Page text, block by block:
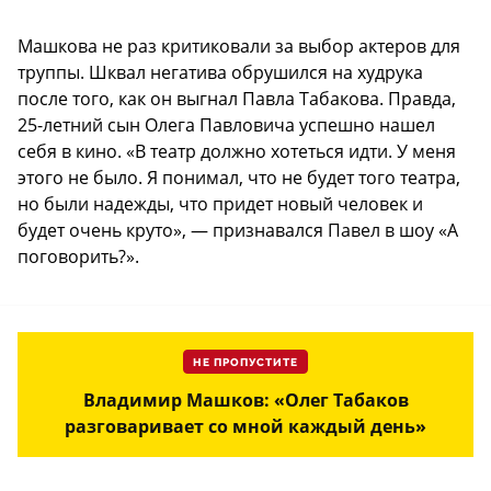
Машкова не раз критиковали за выбор актеров для
труппы. Шквал негатива обрушился на худрука
после того, как он выгнал Павла Табакова. Правда,
25-летний сын Олега Павловича успешно нашел
себя в кино. «В театр должно хотеться идти. У меня
этого не было. Я понимал, что не будет того театра,
но были надежды, что придет новый человек и
будет очень круто», — признавался Павел в шоу «А
поговорить?».
НЕ ПРОПУСТИТЕ
Владимир Машков: «Олег Табаков
разговаривает со мной каждый день»